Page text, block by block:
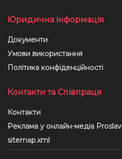
Юридична інформація
Документи
Умови використання
Політика конфіденційності
Контакти та Співпраця
Контакти
Реклама у онлайн-медіа Proslav
sitemap.xml